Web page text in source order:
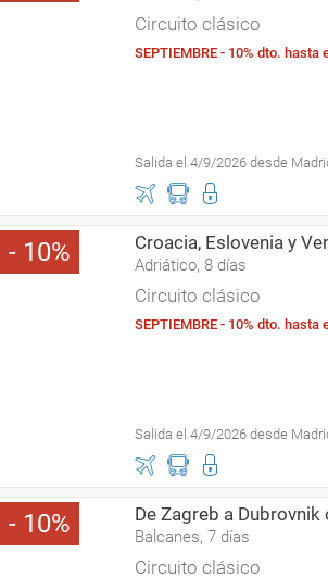
Circuito clásico
SEPTIEMBRE - 10% dto. hasta
Salida el 4/9/2026 desde
10 Croacia, Eslovenia y
Adriático, 8 días
Circuito clásico
SEPTIEMBRE - 10% dto. hasta
Salida el 4/9/2026 desde
10 De Zagreb a
Balcanes, 7 días
Circuito clásico